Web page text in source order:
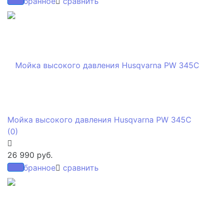
избранное сравнить
Мойка высокого давления Husqvarna PW 345C
(0)
26 990 руб.